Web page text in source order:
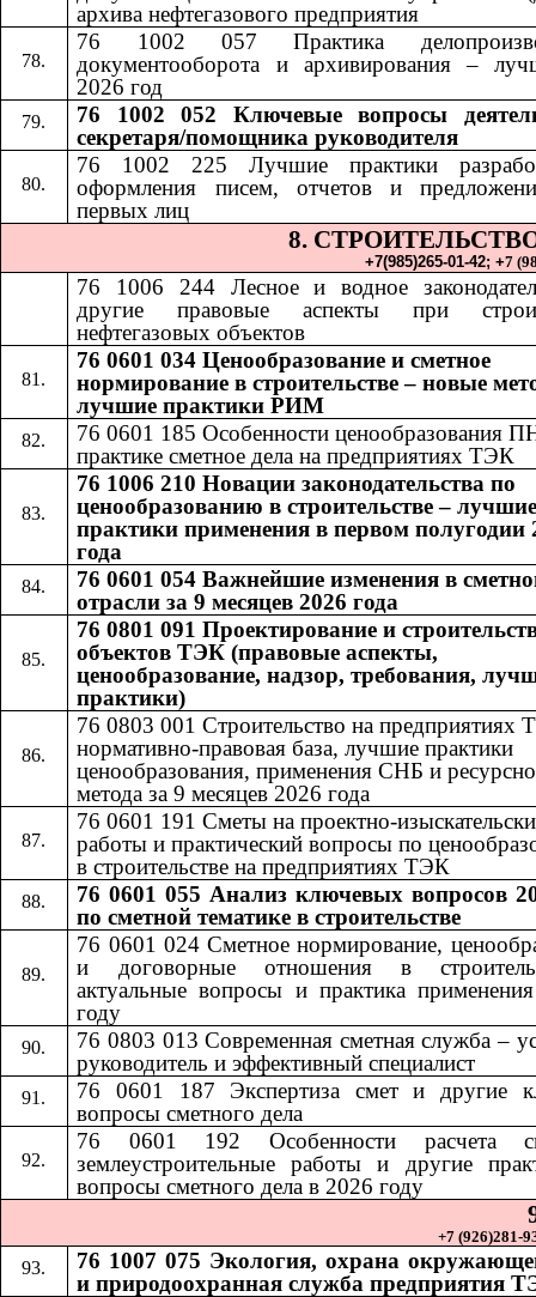
архива нефтегазового предприятия
76 1002 057 Практика
документооборота и архивирования –
2026 год
76 1002 052​​ Ключевые вопросы
секретаря/помощника руководителя
76 1002 225 Лучшие практики
оформления писем, отчетов и
первых лиц
8.
+7(985)265-01-42;​​+7
76 1006 244​​ Лесное и водное
другие правовые аспекты при
нефтегазовых объектов
76 0601 034 Ценообразование и сметное
нормирование в строительстве – новые
лучшие практики РИМ
76 0601 185 ​​Особенности ценообразования
практике сметное дела на предприятиях ТЭК
76 1006 210 Новации законодательства по
ценообразованию в строительстве –
практики применения в первом полугодии
года
76 0601 054 Важнейшие изменения в
отрасли за 9 месяцев 2026 года
76 0801 091 Проектирование и
объектов ТЭК (правовые аспекты,
ценообразование, надзор, требования,
практики)
76 0803 001 Строительство на предприятиях
нормативно-правовая база, лучшие практики
ценообразования, применения СНБ и
метода за 9 месяцев 2026 года
76 0601​​ 191​​Сметы на проектно-
работы и практический вопросы по
в строительстве на предприятиях ТЭК
76 0601 055 Анализ ключевых вопросов
по сметной тематике в строительстве
76 0601 024 Сметное нормирование,
и договорные отношения в
актуальные вопросы и практика
году
76 0803 013 Современная сметная служба –
руководитель и эффективный специалист
76 0601 187 Экспертиза смет и другие
вопросы сметного дела
76 0601 192 ​​Особенности расчета
землеустроительные работы и другие
вопросы сметного дела в 2026 году
+7 (926)281-
76 1007 075 Экология, охрана
и природоохранная служба предприятия